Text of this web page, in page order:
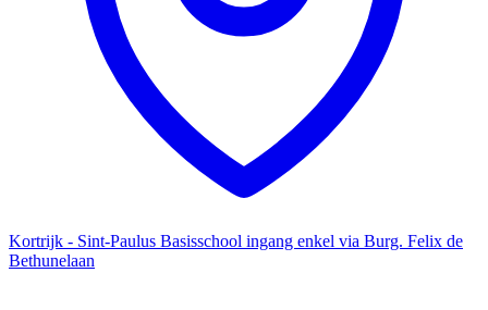
Kortrijk - Sint-Paulus Basisschool ingang enkel via Burg. Felix de
Bethunelaan